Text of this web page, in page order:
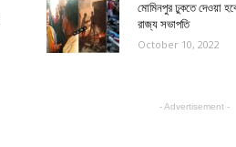
মোমিনপুর ঢুকতে দেওয়া
রাজ্য সভাপতি
October 10, 2022
- Advertisement -